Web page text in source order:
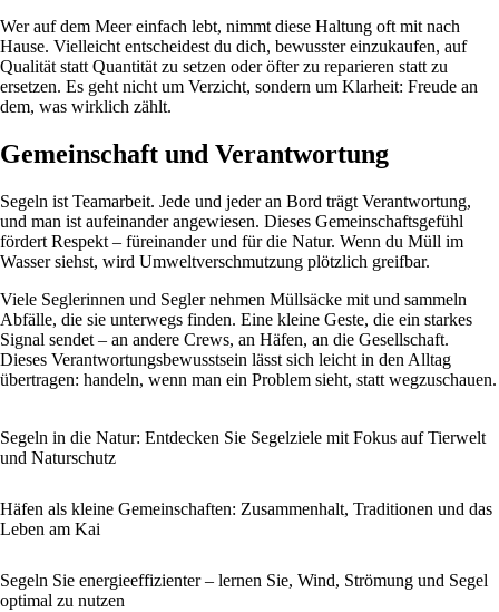
Wer auf dem Meer einfach lebt, nimmt diese Haltung oft mit nach
Hause. Vielleicht entscheidest du dich, bewusster einzukaufen, auf
Qualität statt Quantität zu setzen oder öfter zu reparieren statt zu
ersetzen. Es geht nicht um Verzicht, sondern um Klarheit: Freude an
dem, was wirklich zählt.
Gemeinschaft und Verantwortung
Segeln ist Teamarbeit. Jede und jeder an Bord trägt Verantwortung,
und man ist aufeinander angewiesen. Dieses Gemeinschaftsgefühl
fördert Respekt – füreinander und für die Natur. Wenn du Müll im
Wasser siehst, wird Umweltverschmutzung plötzlich greifbar.
Viele Seglerinnen und Segler nehmen Müllsäcke mit und sammeln
Abfälle, die sie unterwegs finden. Eine kleine Geste, die ein starkes
Signal sendet – an andere Crews, an Häfen, an die Gesellschaft.
Dieses Verantwortungsbewusstsein lässt sich leicht in den Alltag
übertragen: handeln, wenn man ein Problem sieht, statt wegzuschauen.
Segeln in die Natur: Entdecken Sie Segelziele mit Fokus auf Tierwelt
und Naturschutz
Häfen als kleine Gemeinschaften: Zusammenhalt, Traditionen und das
Leben am Kai
Segeln Sie energieeffizienter – lernen Sie, Wind, Strömung und Segel
optimal zu nutzen